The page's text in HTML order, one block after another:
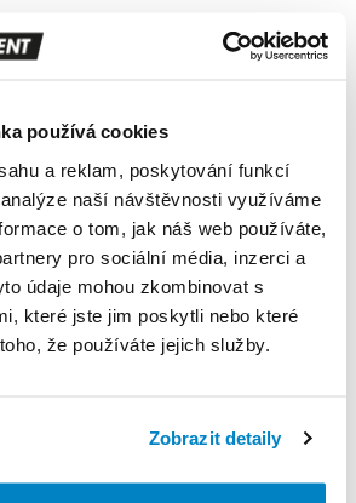
používá cookies
a reklam, poskytování funkcí
naší návštěvnosti využíváme
o tom, jak náš web používáte,
pro sociální média, inzerci a
údaje mohou zkombinovat s
které jste jim poskytli nebo které
že používáte jejich služby.
Zobrazit detaily
Z PŮJČKY
není vyžadována vratná či
zaplatíte předem online
je automaticky vypočítána a
den výpůjčky počínaje 4. dnem
den výpůjčky je cena snížena o
dne. To znamená, že za 4.